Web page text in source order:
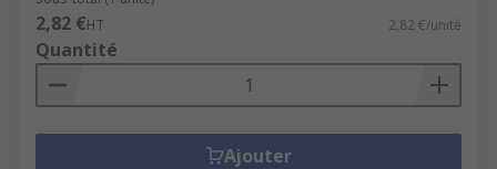
2,82 €HT 2,82 €/unité
Quantité
Ajouter